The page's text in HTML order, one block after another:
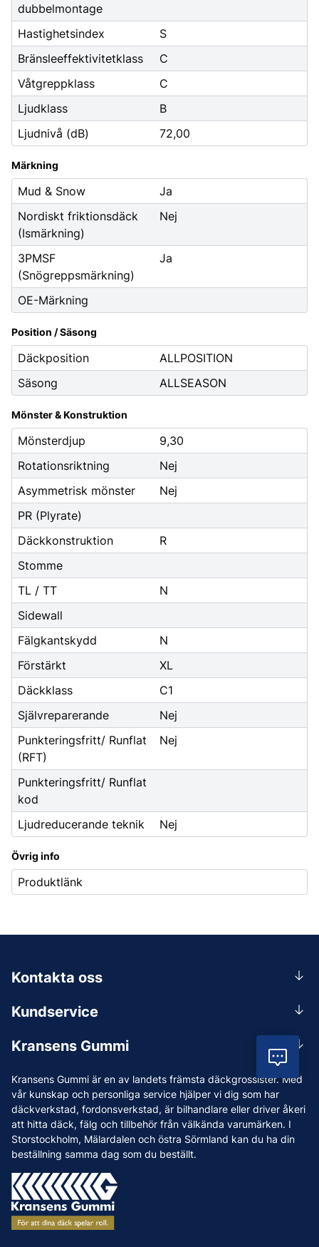
dubbelmontage
Hastighetsindex
S
Bränsleeffektivitetklass
C
Våtgreppklass
C
Ljudklass
B
Ljudnivå (dB)
72,00
Märkning
Mud & Snow
Ja
Nordiskt friktionsdäck
(Ismärkning)
Nej
3PMSF
(Snögreppsmärkning)
Ja
OE-Märkning
Position / Säsong
Däckposition
ALLPOSITION
Säsong
ALLSEASON
Mönster & Konstruktion
Mönsterdjup
9,30
Rotationsriktning
Nej
Asymmetrisk mönster
Nej
PR (Plyrate)
Däckkonstruktion
R
Stomme
TL / TT
N
Sidewall
Fälgkantskydd
N
Förstärkt
XL
Däckklass
C1
Självreparerande
Nej
Punkteringsfritt/ Runflat
(RFT)
Nej
Punkteringsfritt/ Runflat
kod
Ljudreducerande teknik
Nej
Övrig info
Produktlänk
Kransens Gummi är en av landets främsta däckgrossister. Med
vår kunskap och personliga service hjälper vi dig som har
däckverkstad, fordonsverkstad, är bilhandlare eller driver åkeri
att hitta däck, fälg och tillbehör från välkända varumärken. I
Storstockholm, Mälardalen och östra Sörmland kan du ha din
beställning samma dag som du beställt.
Kundservice
Leverans
Reklamation & återköp
Betalning & faktura
Köpvillkor
Vanliga frågor och svar
Kransens Gummi
Vi som jobbar på Kransens Gummi
Jobba hos oss
Nyheter
Tips & Råd
Varumärken
Våra Verkstäder
Press
Kontakta oss
0156-409 00
Mån-Tors 07.30-16:30, Fre 07.30-15.00.
Lunchstängt 12:00-12:30